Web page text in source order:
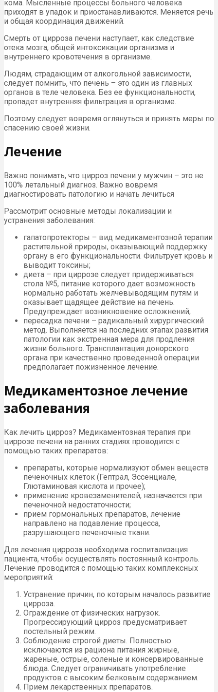
кома. Мысленные процессы больного человека
приходят в упадок и приостанавливаются. Меняется речь
и общая координация движений.
Смерть от цирроза печени наступает, как следствие
отека мозга, общей интоксикации организма и
внутреннего кровотечения в организме.
Людям, страдающим от алкогольной зависимости,
следует помнить, что печень – это один из главных
органов в теле человека. Без ее функциональности,
пропадет внутренняя фильтрация в организме.
Поэтому следует вовремя оглянуться и принять меры по
спасению своей жизни.
Лечение
Важно понимать, что цирроз печени у мужчин – это не
100% летальный диагноз. Важно вовремя
диагностировать патологию и начать лечиться
Рассмотрит основные методы локализации и
устранения заболевания:
гапатопротекторы – вид медикаментозной терапии
растительной природы, оказывающий поддержку
органу в его функциональности. Фильтрует кровь и
выводит токсины;
диета – при циррозе следует придерживаться
стола №5, питание которого дает возможность
нормально работать желчевыводящим путям и
оказывает щадящее действие на печень.
Предупреждает возникновение осложнений;
пересадка печени – радикальный хирургический
метод. Выполняется на последних этапах развития
патологии как экстренная мера для продления
жизни больного. Трансплантация донорского
органа при качественно проведенной операции
предполагает пожизненное лечение.
Медикаментозное лечение
заболевания
Как лечить цирроз? Медикаментозная терапия при
циррозе печени на ранних стадиях проводится с
помощью таких препаратов:
препараты, которые нормализуют обмен веществ
печеночных клеток (Гептрал, Эссенциале,
Глютаминовая кислота и прочее);
применение кровезаменителей, назначается при
печеночной недостаточности;
прием гормональных препаратов, лечение
направлено на подавление процесса,
разрушающего печеночные ткани.
Для лечения цирроза необходима госпитализация
пациента, чтобы осуществлять постоянный контроль.
Лечение проводится с помощью таких комплексных
мероприятий:
Устранение причин, по которым началось развитие
цирроза.
Ограждение от физических нагрузок.
Прогрессирующий цирроз предусматривает
постельный режим.
Соблюдение строгой диеты. Полностью
исключаются из рациона питания жирные,
жареные, острые, соленые и консервированные
блюда. Следует ограничивать употребление
продуктов с высоким белковым содержанием.
Прием лекарственных препаратов.